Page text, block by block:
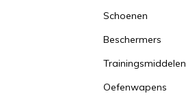
Schoenen
Beschermers
Trainingsmiddelen
Oefenwapens